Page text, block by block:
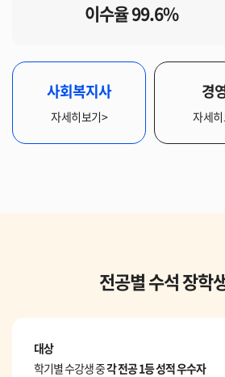
이수율 99.6%
사회복지사
자세히보기>
경
자세
전공별 수석 장학
대상
학기별 수강생 중각 전공 1등 성적 우수자